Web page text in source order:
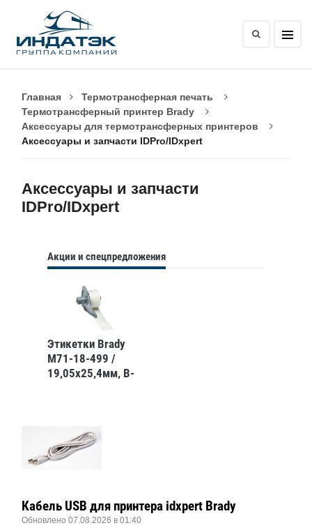
Главная
Термотрансферная печать
Термотрансферный принтер Brady
Аксессуары для термотрансферных принтеров
Аксессуары и запчасти IDPro/IDxpert
Аксессуары и запчасти
IDPro/IDxpert
Акции и спецпредложения
Этикетки Brady
M71-18-499 /
19,05x25,4мм, B-
Кабель USB для принтера idxpert Brady
Обновлено 07.08.2026 в 01:40